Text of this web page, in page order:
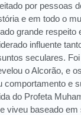
por pessoas
e em todo o
grande respeito
influente
seculares.
o Alcorão, e
comportamento e
do Profeta
viveu baseado